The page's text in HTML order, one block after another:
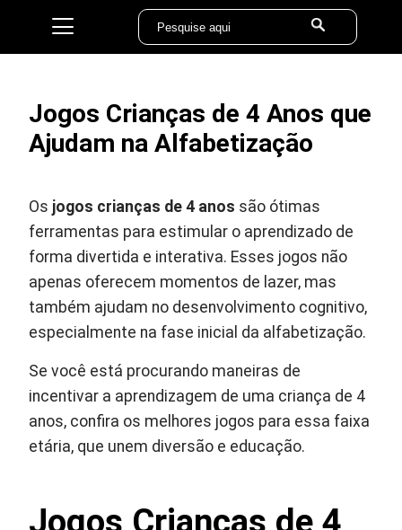
Jogos Crianças de 4 Anos que
Ajudam na Alfabetização
Os jogos crianças de 4 anos são ótimas
ferramentas para estimular o aprendizado de
forma divertida e interativa. Esses jogos não
apenas oferecem momentos de lazer, mas
também ajudam no desenvolvimento cognitivo,
especialmente na fase inicial da alfabetização.
Se você está procurando maneiras de
incentivar a aprendizagem de uma criança de 4
anos, confira os melhores jogos para essa faixa
etária, que unem diversão e educação.
Jogos Crianças de 4